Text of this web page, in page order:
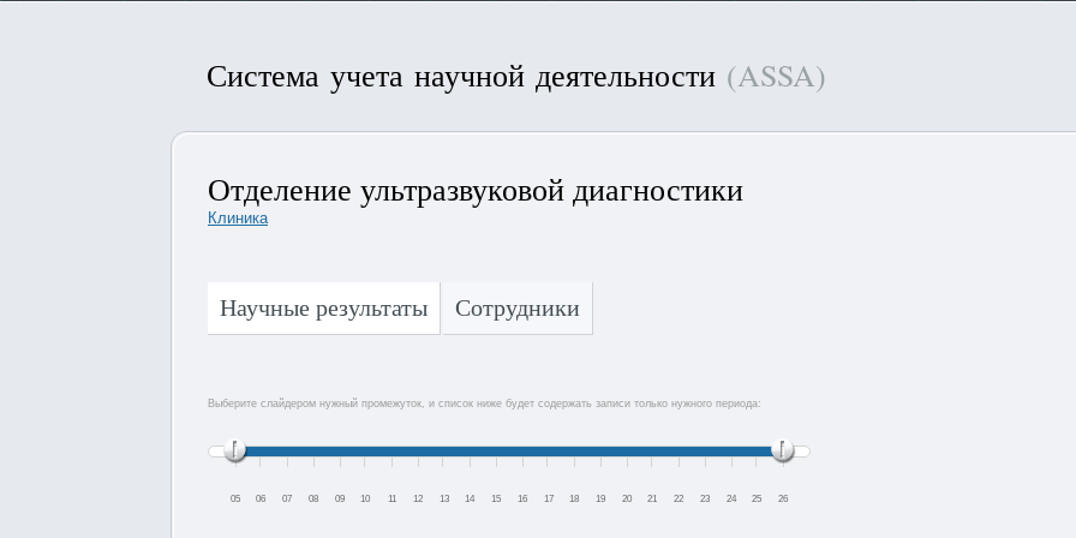
Система учета научной деятельности (ASSA)
Отделение ультразвуковой диагностики
Клиника
Научные результаты Сотрудники
Выберите слайдером нужный промежуток, и список ниже будет содержать записи только нужного периода:
05 06 07 08 09 10 11 12 13 14 15 16 17 18 19 20 21 22 23 24 25 26